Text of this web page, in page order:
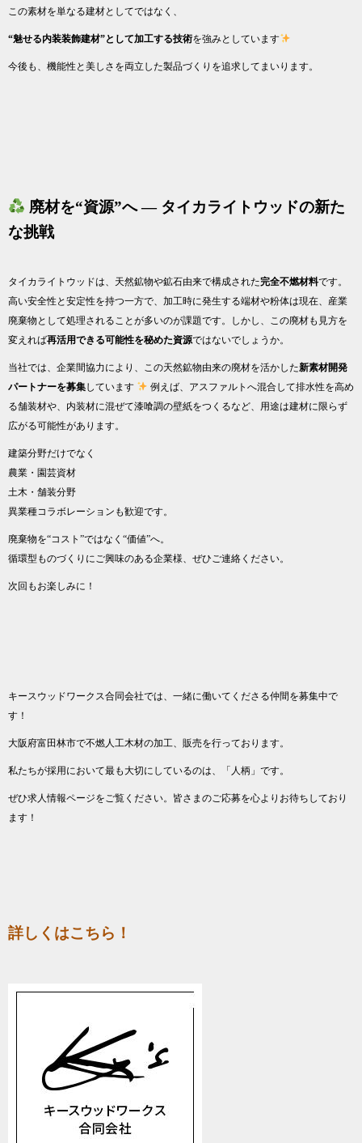
この素材を単なる建材としてではなく、
“魅せる内装装飾建材”として加工する技術を強みとしています
今後も、機能性と美しさを両立した製品づくりを追求してまいります。
廃材を“資源”へ ― タイカライトウッドの新た
な挑戦
タイカライトウッドは、天然鉱物や鉱石由来で構成された完全不燃材料です。
高い安全性と安定性を持つ一方で、加工時に発生する端材や粉体は現在、産業
廃棄物として処理されることが多いのが課題です。しかし、この廃材も見方を
変えれば再活用できる可能性を秘めた資源ではないでしょうか。
当社では、企業間協力により、この天然鉱物由来の廃材を活かした新素材開発
パートナーを募集しています
例えば、アスファルトへ混合して排水性を高め
る舗装材や、内装材に混ぜて漆喰調の壁紙をつくるなど、用途は建材に限らず
広がる可能性があります。
建築分野だけでなく
農業・園芸資材
土木・舗装分野
異業種コラボレーションも歓迎です。
廃棄物を“コスト”ではなく“価値”へ。
循環型ものづくりにご興味のある企業様、ぜひご連絡ください。
次回もお楽しみに！
キースウッドワークス合同会社では、一緒に働いてくださる仲間を募集中で
す！
大阪府富田林市で不燃人工木材の加工、販売を行っております。
私たちが採用において最も大切にしているのは、「人柄」です。
ぜひ求人情報ページをご覧ください。皆さまのご応募を心よりお待ちしており
ます！
詳しくはこちら！